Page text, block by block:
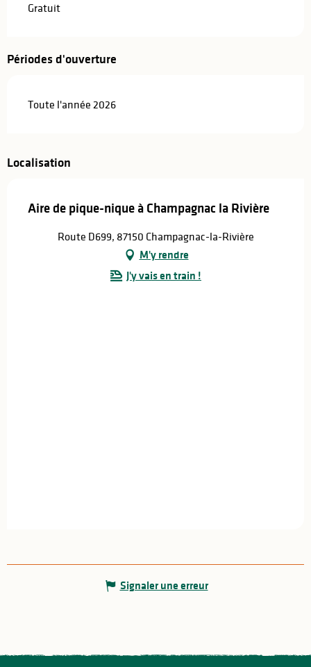
Gratuit
Périodes d'ouverture
Toute l'année 2026
Localisation
Aire de pique-nique à Champagnac la Rivière
Route D699, 87150 Champagnac-la-Rivière
M'y rendre
J'y vais en train !
Signaler une erreur